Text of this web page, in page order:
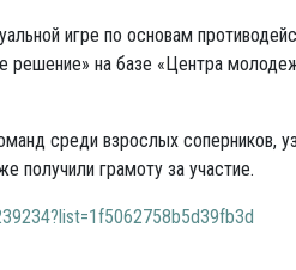
игре по основам
решение» на базе «Центра
среди взрослых соперников,
получили грамоту за участие.